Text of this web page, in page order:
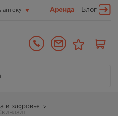
аптеку Аренда Блог
и здоровье